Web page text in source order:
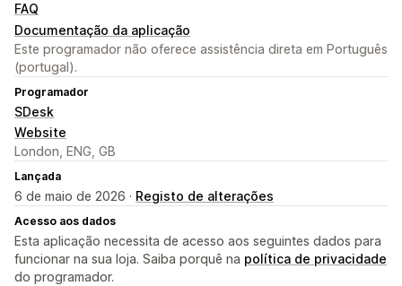
FAQ
Documentação da aplicação
Este programador não oferece assistência direta em Português
(portugal).
Programador
SDesk
Website
London, ENG, GB
Lançada
6 de maio de 2026 · Registo de alterações
Acesso aos dados
Esta aplicação necessita de acesso aos seguintes dados para
funcionar na sua loja. Saiba porquê na política de privacidade
do programador.